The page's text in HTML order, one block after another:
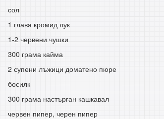
сол
1 глава кромид лук
1-2 червени чушки
300 грама кайма
2 супени лъжици доматено пюре
босилк
300 грама настърган кашкавал
червен пипер, черен пипер